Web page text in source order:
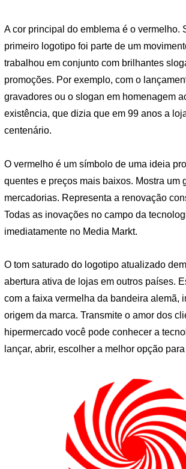
A cor principal do emblema é o vermelho.
primeiro logotipo foi parte de um
trabalhou em conjunto com brilhantes
promoções. Por exemplo, com o
gravadores ou o slogan em homenagem
existência, que dizia que em 99 anos a
centenário.
O vermelho é um símbolo de uma ideia
quentes e preços mais baixos. Mostra um
mercadorias. Representa a renovação
Todas as inovações no campo da
imediatamente no Media Markt.
O tom saturado do logotipo atualizado
abertura ativa de lojas em outros países.
com a faixa vermelha da bandeira alemã,
origem da marca. Transmite o amor dos
hipermercado você pode conhecer a
lançar, abrir, escolher a melhor opção